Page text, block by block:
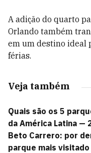
A adição do quarto
Orlando também
em um destino ideal
férias.
Veja também
Quais são os 5
da América Latina —
Beto Carrero: por
parque mais